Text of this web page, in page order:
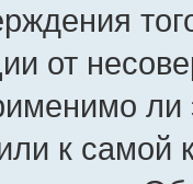
от
ли
к самой